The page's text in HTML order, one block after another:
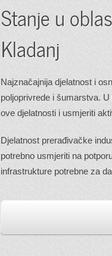
Stanje u
Kladanj
Najznačajnija djelatnost i
poljoprivrede i šumarstva.
ove djelatnosti i usmjeriti
Djelatnost prerađivačke
potrebno usmjeriti na
infrastrukture potrebne za